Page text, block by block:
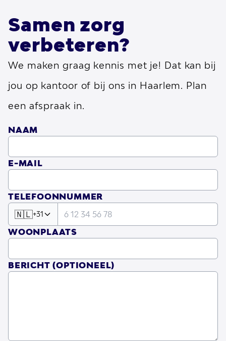
Samen zorg
verbeteren?
We maken graag kennis met je! Dat kan bij
jou op kantoor of bij ons in Haarlem. Plan
een afspraak in.
NAAM
E-MAIL
TELEFOONNUMMER
🇳🇱+31
WOONPLAATS
BERICHT (OPTIONEEL)